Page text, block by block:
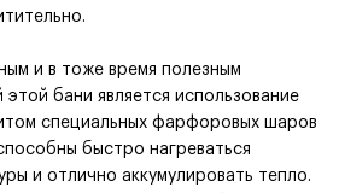
и в тоже время полезным
бани является использование
специальных фарфоровых шаров
быстро нагреваться
и отлично аккумулировать тепло.